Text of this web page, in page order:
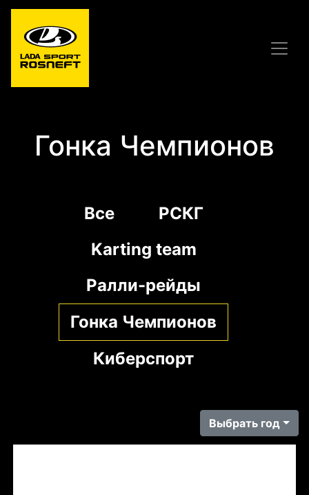
Гонка Чемпионов
Все
РСКГ
Karting team
Ралли-рейды
Гонка Чемпионов
Киберспорт
Выбрать год